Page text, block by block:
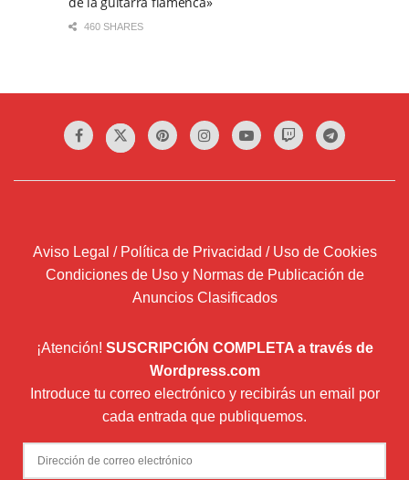
460 SHARES
Aviso Legal / Política de Privacidad / Uso de Cookies
Condiciones de Uso y Normas de Publicación de
Anuncios Clasificados
¡Atención! SUSCRIPCIÓN COMPLETA a través de
Wordpress.com
Introduce tu correo electrónico y recibirás un email por
cada entrada que publiquemos.
Dirección
de